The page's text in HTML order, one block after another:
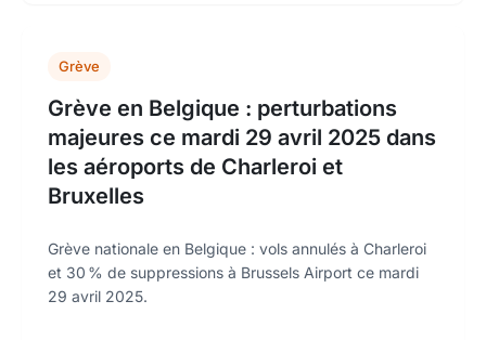
Grève
Grève en Belgique : perturbations
majeures ce mardi 29 avril 2025 dans
les aéroports de Charleroi et
Bruxelles
Grève nationale en Belgique : vols annulés à Charleroi
et 30 % de suppressions à Brussels Airport ce mardi
29 avril 2025.